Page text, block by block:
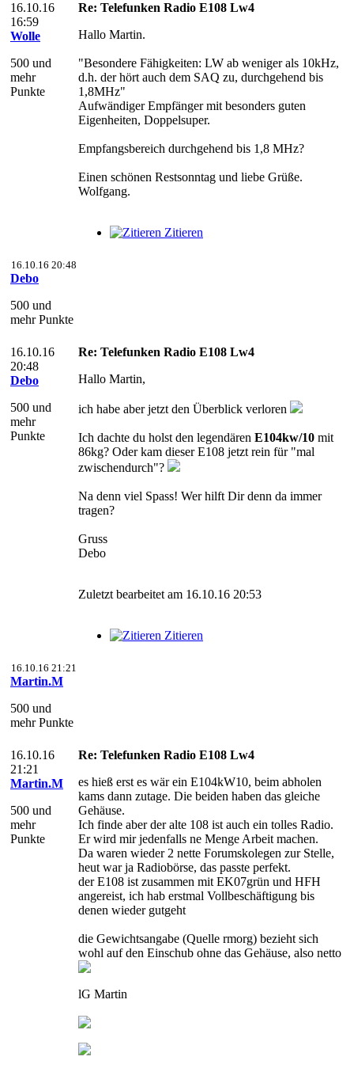
16.10.16
16:59
Wolle
500 und
mehr
Punkte
Re: Telefunken Radio E108 Lw4
Hallo Martin.
"Besondere Fähigkeiten: LW ab weniger als 10kHz,
d.h. der hört auch dem SAQ zu, durchgehend bis
1,8MHz"
Aufwändiger Empfänger mit besonders guten
Eigenheiten, Doppelsuper.
Empfangsbereich durchgehend bis 1,8 MHz?
Einen schönen Restsonntag und liebe Grüße.
Wolfgang.
Zitieren
16.10.16 20:48
Debo
500 und
mehr Punkte
16.10.16
20:48
Debo
500 und
mehr
Punkte
Re: Telefunken Radio E108 Lw4
Hallo Martin,
ich habe aber jetzt den Überblick verloren
Ich dachte du holst den legendären E104kw/10 mit
86kg? Oder kam dieser E108 jetzt rein für "mal
zwischendurch"?
Na denn viel Spass! Wer hilft Dir denn da immer
tragen?
Gruss
Debo
Zuletzt bearbeitet am 16.10.16 20:53
Zitieren
16.10.16 21:21
Martin.M
500 und
mehr Punkte
16.10.16
21:21
Martin.M
500 und
mehr
Punkte
Re: Telefunken Radio E108 Lw4
es hieß erst es wär ein E104kW10, beim abholen
kams dann zutage. Die beiden haben das gleiche
Gehäuse.
Ich finde aber der alte 108 ist auch ein tolles Radio.
Er wird mir jedenfalls ne Menge Arbeit machen.
Da waren wieder 2 nette Forumskolegen zur Stelle,
heut war ja Radiobörse, das passte perfekt.
der E108 ist zusammen mit EK07grün und HFH
angereist, ich hab erstmal Vollbeschäftigung bis
denen wieder gutgeht
die Gewichtsangabe (Quelle rmorg) bezieht sich
wohl auf den Einschub ohne das Gehäuse, also netto
lG Martin